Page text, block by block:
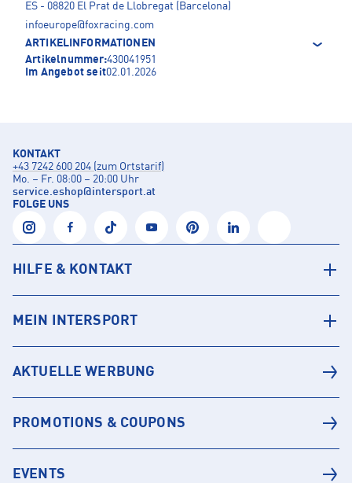
ES - 08820 El Prat de Llobregat (Barcelona)
infoeurope@foxracing.com
ARTIKELINFORMATIONEN
Artikelnummer:430041951
Im Angebot seit02.01.2026
KONTAKT
+43 7242 600 204 (zum Ortstarif)
Mo. – Fr. 08:00 – 20:00 Uhr
service.eshop@intersport.at
FOLGE UNS
HILFE & KONTAKT
MEIN INTERSPORT
AKTUELLE WERBUNG
PROMOTIONS & COUPONS
EVENTS